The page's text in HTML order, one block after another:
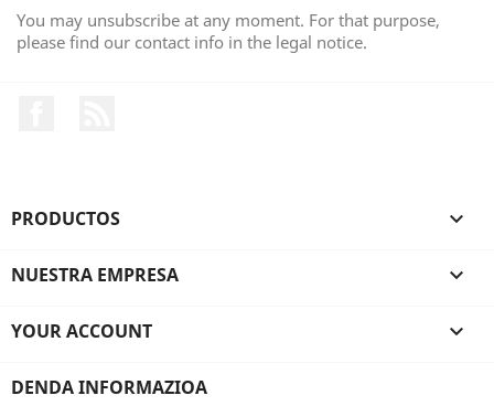
You may unsubscribe at any moment. For that purpose,
please find our contact info in the legal notice.
PRODUCTOS 
NUESTRA EMPRESA 
YOUR ACCOUNT 
DENDA INFORMAZIOA